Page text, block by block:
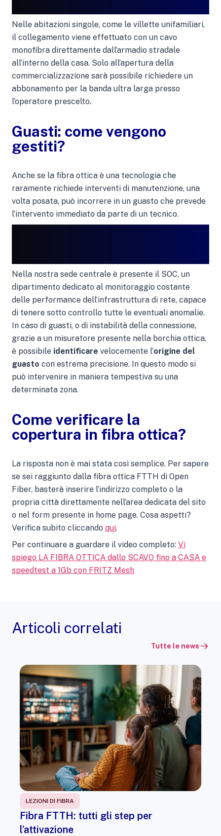
Nelle abitazioni singole, come le villette unifamiliari,
il collegamento viene effettuato con un cavo
monofibra direttamente dall’armadio stradale
all’interno della casa. Solo all’apertura della
commercializzazione sarà possibile richiedere un
abbonamento per la banda ultra larga presso
l’operatore prescelto.
Guasti: come vengono
gestiti?
Anche se la fibra ottica è una tecnologia che
raramente richiede interventi di manutenzione, una
volta posata, può incorrere in un guasto che prevede
l’intervento immediato da parte di un tecnico.
Nella nostra sede centrale è presente il SOC, un
dipartimento dedicato al monitoraggio costante
delle performance dell’infrastruttura di rete, capace
di tenere sotto controllo tutte le eventuali anomalie.
In caso di guasti, o di instabilità della connessione,
grazie a un misuratore presente nella borchia ottica,
è possibile identificare velocemente l’origine del
guasto con estrema precisione. In questo modo si
può intervenire in maniera tempestiva su una
determinata zona.
Come verificare la
copertura in fibra ottica?
La risposta non è mai stata così semplice. Per sapere
se sei raggiunto dalla fibra ottica FTTH di Open
Fiber, basterà inserire l’indirizzo completo o la
propria città direttamente nell’area dedicata del sito
o nel form presente in home page. Cosa aspetti?
Verifica subito cliccando qui.
Per continuare a guardare il video completo: Vi
spiego LA FIBRA OTTICA dallo SCAVO fino a CASA e
speedtest a 1Gb con FRITZ Mesh
Articoli correlati
Tutte le news
LEZIONI DI FIBRA
Fibra FTTH: tutti gli step per
l’attivazione